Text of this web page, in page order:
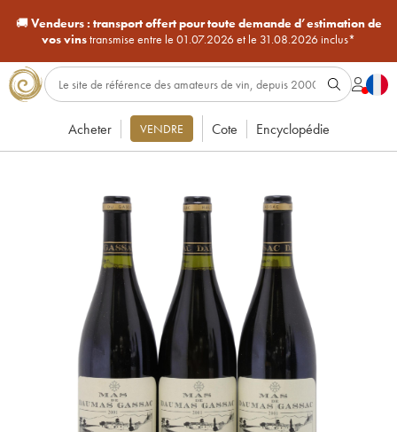
🚚Vendeurs : transport offert pour toute demande d’estimation de
vos vinstransmise entre le 01.07.2026 et le 31.08.2026 inclus*
Acheter VENDRE Cote Encyclopédie